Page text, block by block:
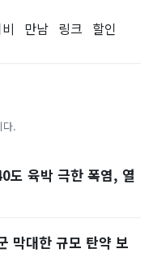
만남 링크 할인
다.
육박 극한 폭염, 열
막대한 규모 탄약 보